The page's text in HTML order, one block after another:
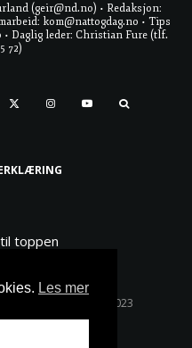
(geir@nd.no) • Redaksjon:
kom@nattogdag.no • Tips
• Daglig leder: Christian Fure (tlf.
72)
toppen
© Natt & Dag 2023
Les mer